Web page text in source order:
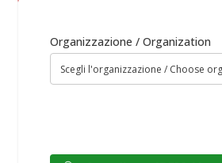
Organizzazione / Organization